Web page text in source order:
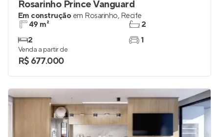
Rosarinho Prince Vanguard
Em construção em Rosarinho, Recife
49 m²
2
2
1
Venda a partir de
R$ 677.000